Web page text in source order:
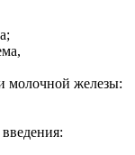
молочной железы: